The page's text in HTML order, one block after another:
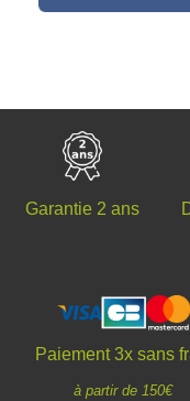
Garantie 2 ans
Paiement 3x sans
à partir de 150€